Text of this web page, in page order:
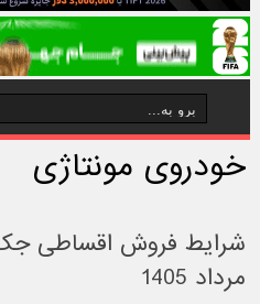
خودروی مونتاژی
مرداد 1405